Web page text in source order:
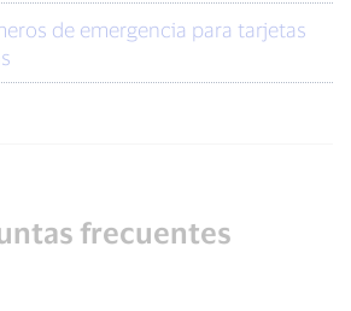
frecuentes